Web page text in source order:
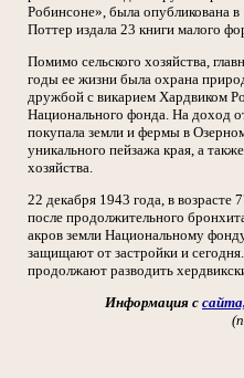
Робинсоне», была опубликована
Поттер издала 23 книги малого
Помимо сельского хозяйства,
годы ее жизни была охрана
дружбой с викарием Хардвиком
Национального фонда. На доход
покупала земли и фермы в
уникального пейзажа края, а
хозяйства.
22 декабря 1943 года, в возрасте
после продолжительного
акров земли Национальному
защищают от застройки и
продолжают разводить
Информация с